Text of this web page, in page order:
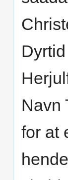
Navn
for at